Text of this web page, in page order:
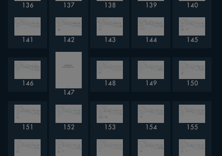
136 137 138 139 140
141 142 143 144 145
146
147
148 149 150
151 152 153 154 155